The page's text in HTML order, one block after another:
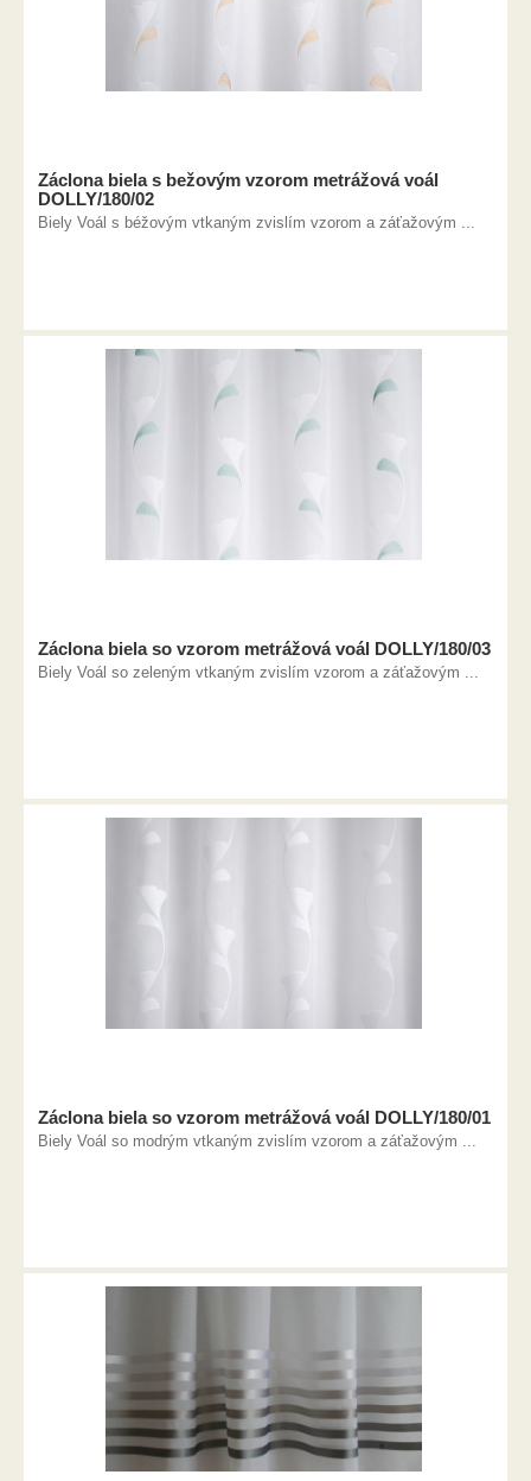
Záclona biela s bežovým vzorom metrážová voál
DOLLY/180/02
Biely Voál s béžovým vtkaným zvislím vzorom a záťažovým ...
Záclona biela so vzorom metrážová voál DOLLY/180/03
Biely Voál so zeleným vtkaným zvislím vzorom a záťažovým ...
Záclona biela so vzorom metrážová voál DOLLY/180/01
Biely Voál so modrým vtkaným zvislím vzorom a záťažovým ...